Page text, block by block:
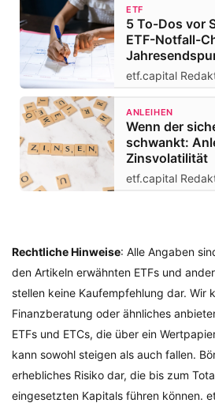
ETF
5 To-Dos vor
ETF-Notfall-
etf.capital
ANLEIHEN
Wenn der
schwankt:
Zinsvolatilität
etf.capital
Rechtliche Hinweise: Alle Angaben
den Artikeln erwähnten ETFs und
stellen keine Kaufempfehlung dar. Wir
Finanzberatung oder ähnliches
ETFs und ETCs, die über ein
kann sowohl steigen als auch fallen.
erhebliches Risiko dar, die bis zum
eingesetzten Kapitals führen können.